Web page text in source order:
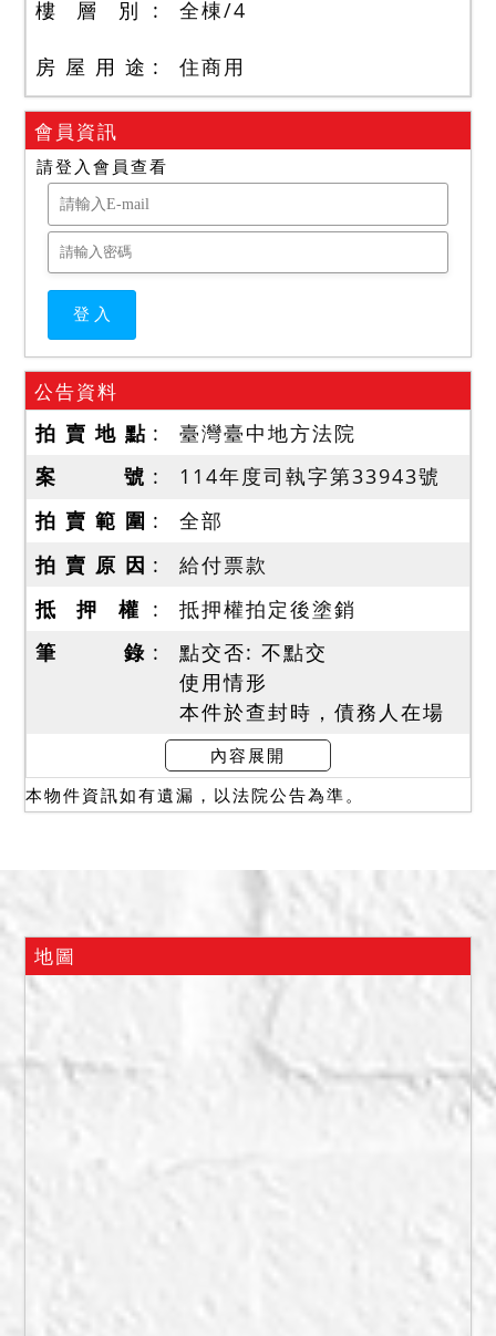
樓 層 別 全棟/4
房 屋 用 途 住商用
會員資訊
請登入會員查看
公告資料
拍 賣 地 點
臺灣臺中地方法院
案 號
114年度司執字第33943號
拍 賣 範 圍
全部
拍 賣 原 因
給付票款
抵 押 權
抵押權拍定後塗銷
筆 錄
點交否: 不點交
使用情形
本件於查封時，債務人在場
稱建物現作為出租套房17
間，由第三人等承租占有、
使用，並提出租賃契約書
三、四、五樓層增建有6.08
關實際情形亦請投投標人自
瑕疵擔保責任，拍定後不點
內容展開
本物件資訊如有遺漏，以法院公告為準。
地圖